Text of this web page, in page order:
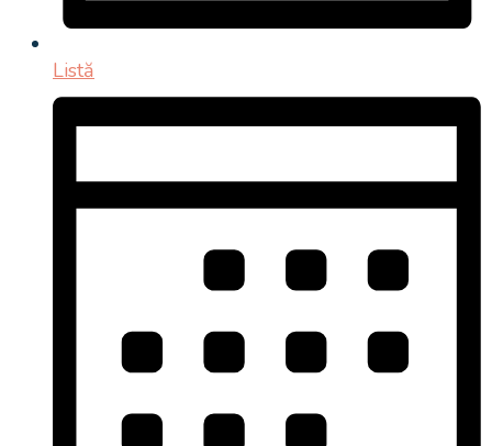
Listă